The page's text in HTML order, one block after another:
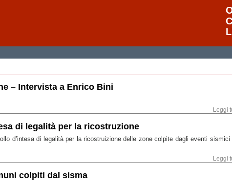
– Intervista a Enrico Bini
Leggi
di legalità per la ricostruzione
d’intesa di legalità per la ricostruizione delle zone colpite dagli eventi sismici
Leggi
colpiti dal sisma